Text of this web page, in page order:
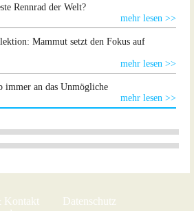
Rennrad der Welt?
mehr lesen >>
Mammut setzt den Fokus auf
mehr lesen >>
immer an das Unmögliche
mehr lesen >>
Kontakt
Datenschutz